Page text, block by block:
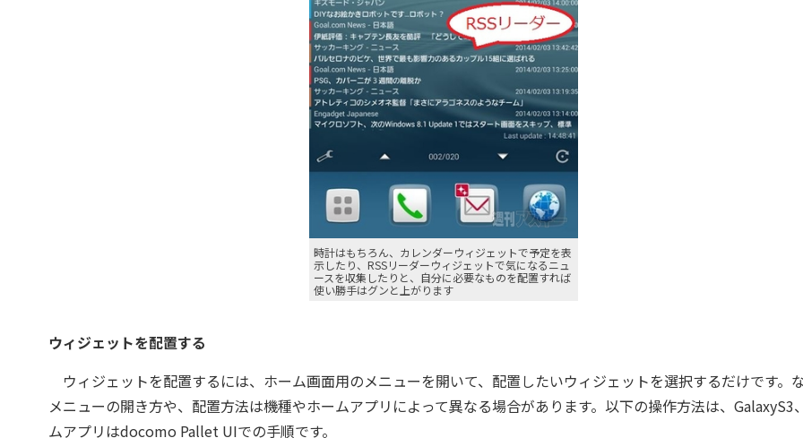
時計はもちろん、カレンダーウィジェットで予定を表
示したり、RSSリーダーウィジェットで気になるニュ
ースを収集したりと、自分に必要なものを配置すれば
使い勝手はグンと上がります
ウィジェットを配置する
ウィジェットを配置するには、ホーム画面用のメニューを開いて、配置したいウィジェットを選択するだけです。な
メニューの開き方や、配置方法は機種やホームアプリによって異なる場合があります。以下の操作方法は、GalaxyS3
ムアプリはdocomo Pallet UIでの手順です。